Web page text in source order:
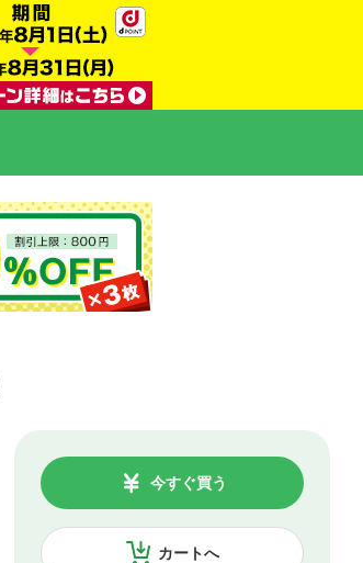
カートへ
今すぐ買う